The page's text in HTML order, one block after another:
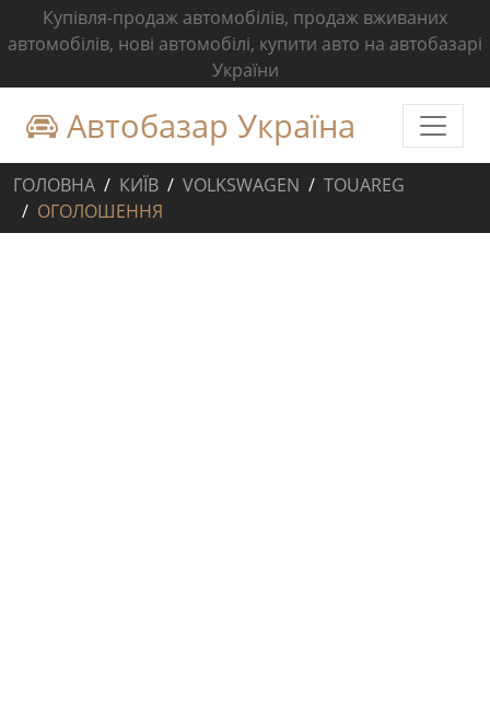
Купівля-продаж автомобілів, продаж вживаних
автомобілів, нові автомобілі, купити авто на автобазарі
України
Автобазар Україна
ГОЛОВНА КИЇВ VOLKSWAGEN
TOUAREG
ОГОЛОШЕННЯ